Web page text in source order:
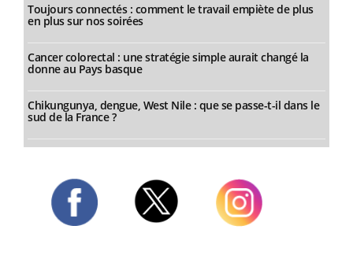
Toujours connectés : comment le travail empiète de plus
en plus sur nos soirées
Cancer colorectal : une stratégie simple aurait changé la
donne au Pays basque
Chikungunya, dengue, West Nile : que se passe-t-il dans le
sud de la France ?